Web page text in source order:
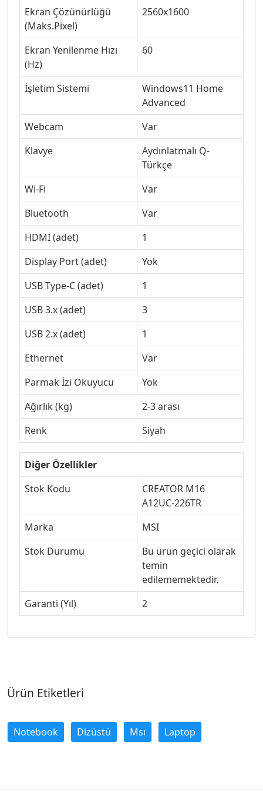
Ekran Çözünürlüğü
(Maks.Pixel)
2560x1600
Ekran Yenilenme Hızı
(Hz)
60
İşletim Sistemi
Windows11 Home
Advanced
Webcam
Var
Klavye
Aydınlatmalı Q-
Türkçe
Wi-Fi
Var
Bluetooth
Var
HDMI (adet)
1
Display Port (adet)
Yok
USB Type-C (adet)
1
USB 3.x (adet)
3
USB 2.x (adet)
1
Ethernet
Var
Parmak İzi Okuyucu
Yok
Ağırlık (kg)
2-3 arası
Renk
Siyah
Diğer Özellikler
Stok Kodu
CREATOR M16
A12UC-226TR
Marka
MSI
Stok Durumu
Bu ürün geçici olarak
temin
edilememektedir.
Garanti (Yıl)
2
Ürün Etiketleri
Notebook Dizüstü Msı Laptop